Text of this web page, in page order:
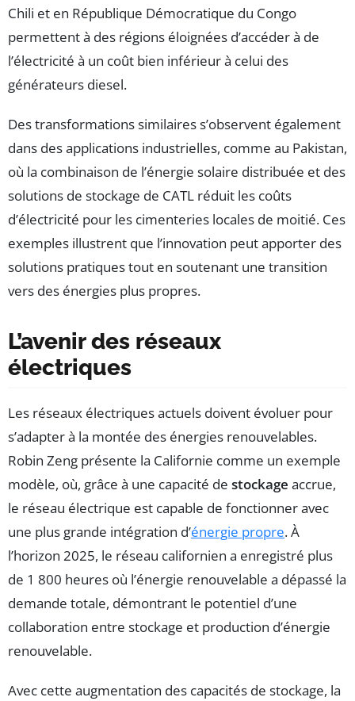
Chili et en République Démocratique du Congo
permettent à des régions éloignées d’accéder à de
l’électricité à un coût bien inférieur à celui des
générateurs diesel.
Des transformations similaires s’observent également
dans des applications industrielles, comme au Pakistan,
où la combinaison de l’énergie solaire distribuée et des
solutions de stockage de CATL réduit les coûts
d’électricité pour les cimenteries locales de moitié. Ces
exemples illustrent que l’innovation peut apporter des
solutions pratiques tout en soutenant une transition
vers des énergies plus propres.
L’avenir des réseaux
électriques
Les réseaux électriques actuels doivent évoluer pour
s’adapter à la montée des énergies renouvelables.
Robin Zeng présente la Californie comme un exemple
modèle, où, grâce à une capacité de stockage accrue,
le réseau électrique est capable de fonctionner avec
une plus grande intégration d’énergie propre. À
l’horizon 2025, le réseau californien a enregistré plus
de 1 800 heures où l’énergie renouvelable a dépassé la
demande totale, démontrant le potentiel d’une
collaboration entre stockage et production d’énergie
renouvelable.
Avec cette augmentation des capacités de stockage, la